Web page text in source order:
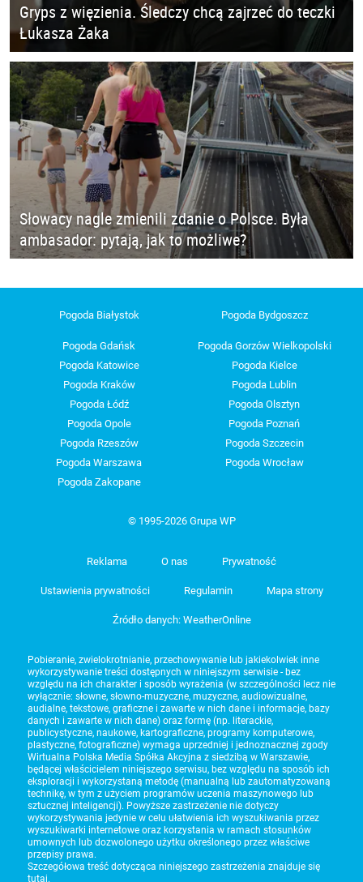
Gryps z więzienia. Śledczy chcą zajrzeć do teczki
Łukasza Żaka
Słowacy nagle zmienili zdanie o Polsce. Była
ambasador: pytają, jak to możliwe?
Pogoda Białystok Pogoda Bydgoszcz
Pogoda Gdańsk
Pogoda Gorzów Wielkopolski
Pogoda Katowice
Pogoda Kielce
Pogoda Kraków
Pogoda Lublin
Pogoda Łódź
Pogoda Olsztyn
Pogoda Opole
Pogoda Poznań
Pogoda Rzeszów
Pogoda Szczecin
Pogoda Warszawa
Pogoda Wrocław
Pogoda Zakopane
© 1995-2026 Grupa WP
Reklama O nas Prywatność
Ustawienia prywatności Regulamin Mapa strony
Źródło danych: WeatherOnline
Pobieranie, zwielokrotnianie, przechowywanie lub jakiekolwiek inne
wykorzystywanie treści dostępnych w niniejszym serwisie - bez
względu na ich charakter i sposób wyrażenia (w szczególności lecz nie
wyłącznie: słowne, słowno-muzyczne, muzyczne, audiowizualne,
audialne, tekstowe, graficzne i zawarte w nich dane i informacje, bazy
danych i zawarte w nich dane) oraz formę (np. literackie,
publicystyczne, naukowe, kartograficzne, programy komputerowe,
plastyczne, fotograficzne) wymaga uprzedniej i jednoznacznej zgody
Wirtualna Polska Media Spółka Akcyjna z siedzibą w Warszawie,
będącej właścicielem niniejszego serwisu, bez względu na sposób ich
eksploracji i wykorzystaną metodę (manualną lub zautomatyzowaną
technikę, w tym z użyciem programów uczenia maszynowego lub
sztucznej inteligencji). Powyższe zastrzeżenie nie dotyczy
wykorzystywania jedynie w celu ułatwienia ich wyszukiwania przez
wyszukiwarki internetowe oraz korzystania w ramach stosunków
umownych lub dozwolonego użytku określonego przez właściwe
przepisy prawa.
Szczegółowa treść dotycząca niniejszego zastrzeżenia znajduje się
tutaj.